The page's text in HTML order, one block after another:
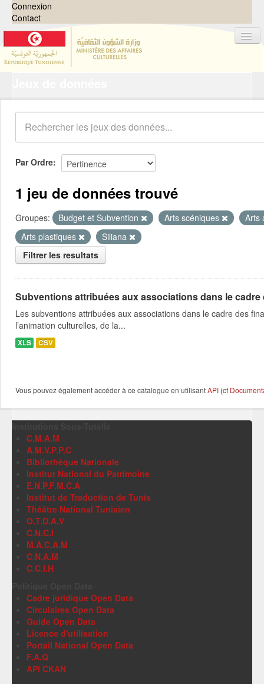
Connexion
Contact
Organisations
Groupes
Demandes 0
À propos
Par Ordre
1 jeu de données trouvé
Groupes: Budget et Subvention Arts scéniques
Arts
Arts plastiques
Siliana
Filtrer les resultats
Subventions attribuées aux associations dans le
Les subventions attribuées aux associations dans le cadre des
l’animation culturelles, de la...
XLS CSV
Vous pouvez également accéder à ce catalogue en utilisantAPI (cf
C.M.A.M
A.M.V.P.P.C
Bibliothèque Nationale
Institut National du Patrimoine
E.N.P.F.M.C.A
Institut de Traduction de Tunis
Théâtre National Tunisien
O.T.D.A.V
C.N.C.I
M.A.C.A.M
C.N.A.M
C.C.I.H
Cadre juridique Open Data
Circulaires Open Data
Guide Open Data
Licence d'utilisation
Portail National Open Data
F.A.Q
API CKAN